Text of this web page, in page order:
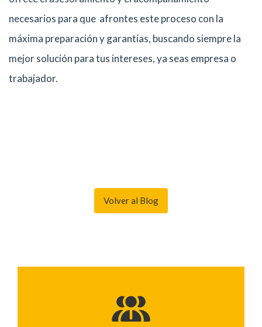
necesarios para que afrontes este proceso con la
máxima preparación y garantías, buscando siempre la
mejor solución para tus intereses, ya seas empresa o
trabajador.
Volver al Blog